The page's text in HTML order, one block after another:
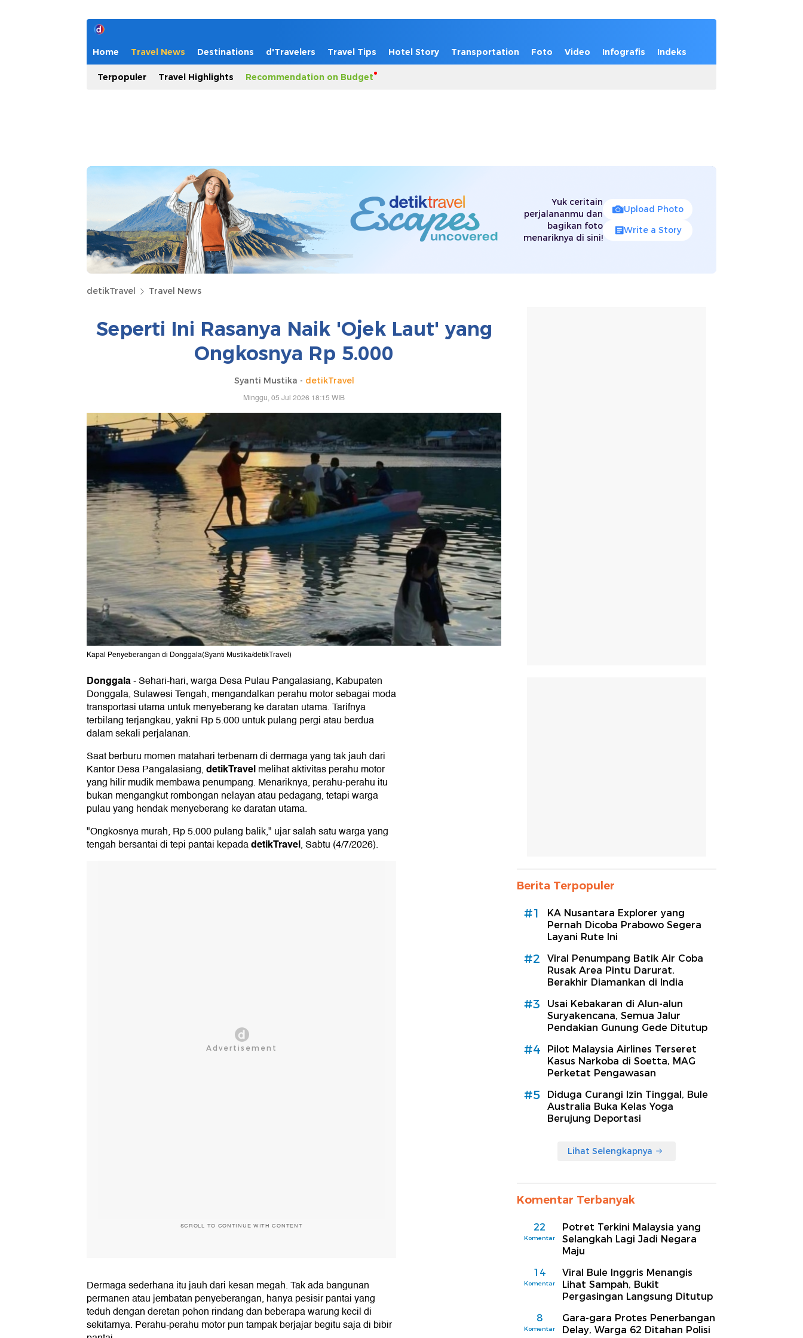
Home Travel News Destinations d'Travelers Travel Tips Hotel Story Transportation Foto Video Infografis Indeks
Terpopuler Travel Highlights Recommendation on Budget
Yuk ceritain
perjalananmu dan
bagikan foto
menariknya di sini!
Upload Photo
Write a Story
detikTravel Travel News
Seperti Ini Rasanya Naik 'Ojek Laut' yang
Ongkosnya Rp 5.000
Syanti Mustika - detikTravel
Minggu, 05 Jul 2026 18:15 WIB
Kapal Penyeberangan di Donggala(Syanti Mustika/detikTravel)
Donggala-Sehari-hari, warga Desa Pulau Pangalasiang, Kabupaten
Donggala, Sulawesi Tengah, mengandalkan perahu motor sebagai moda
transportasi utama untuk menyeberang ke daratan utama. Tarifnya
terbilang terjangkau, yakni Rp 5.000 untuk pulang pergi atau berdua
dalam sekali perjalanan.
Saat berburu momen matahari terbenam di dermaga yang tak jauh dari
Kantor Desa Pangalasiang,detikTravelmelihat aktivitas perahu motor
yang hilir mudik membawa penumpang. Menariknya, perahu-perahu itu
bukan mengangkut rombongan nelayan atau pedagang, tetapi warga
pulau yang hendak menyeberang ke daratan utama.
"Ongkosnya murah, Rp 5.000 pulang balik," ujar salah satu warga yang
tengah bersantai di tepi pantai kepadadetikTravel, Sabtu (4/7/2026).
SCROLL TO CONTINUE WITH CONTENT
Dermaga sederhana itu jauh dari kesan megah. Tak ada bangunan
permanen atau jembatan penyeberangan, hanya pesisir pantai yang
teduh dengan deretan pohon rindang dan beberapa warung kecil di
sekitarnya. Perahu-perahu motor pun tampak berjajar begitu saja di bibir
Berita Terpopuler
#1
KA Nusantara Explorer yang
Pernah Dicoba Prabowo Segera
Layani Rute Ini
#2
Viral Penumpang Batik Air Coba
Rusak Area Pintu Darurat,
Berakhir Diamankan di India
#3
Usai Kebakaran di Alun-alun
Suryakencana, Semua Jalur
Pendakian Gunung Gede Ditutup
#4
Pilot Malaysia Airlines Terseret
Kasus Narkoba di Soetta, MAG
Perketat Pengawasan
#5
Diduga Curangi Izin Tinggal, Bule
Australia Buka Kelas Yoga
Berujung Deportasi
Lihat Selengkapnya
Komentar Terbanyak
22
Komentar
Potret Terkini Malaysia yang
Selangkah Lagi Jadi Negara
Maju
14
Komentar
Viral Bule Inggris Menangis
Lihat Sampah, Bukit
Pergasingan Langsung Ditutup
8
Komentar
Gara-gara Protes Penerbangan
Delay, Warga 62 Ditahan Polisi